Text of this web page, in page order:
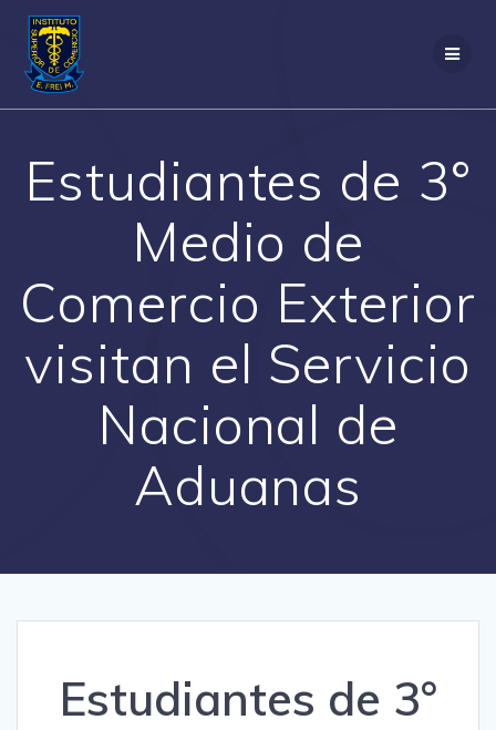
Estudiantes de 3°
Medio de
Comercio Exterior
visitan el Servicio
Nacional de
Aduanas
Estudiantes de 3°